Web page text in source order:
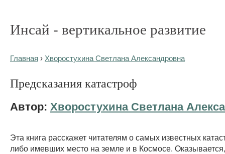
Инсай - вертикальное развитие
Главная › Хворостухина Светлана Александровна
Предсказания катастроф
Автор: Хворостухина Светлана
Эта книга расскажет читателям о самых известных
либо имевших место на земле и в Космосе.